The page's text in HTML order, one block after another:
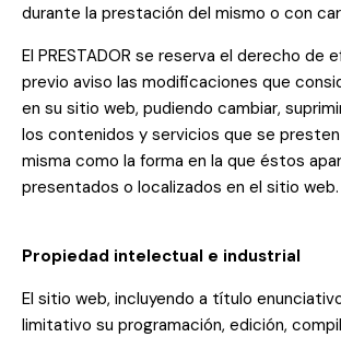
durante la prestación del mismo o con
El PRESTADOR se reserva el derecho de
previo aviso las modificaciones que
en su sitio web, pudiendo cambiar,
los contenidos y servicios que se
misma como la forma en la que éstos
presentados o localizados en el sitio web.
Propiedad intelectual e industrial
El sitio web, incluyendo a título
limitativo su programación, edición,